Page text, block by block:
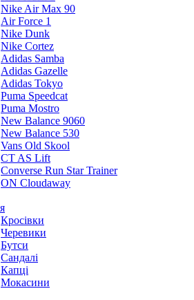
Nike Air Max 90
Air Force 1
Nike Dunk
Nike Cortez
Adidas Samba
Adidas Gazelle
Adidas Tokyo
Puma Speedcat
Puma Mostro
New Balance 9060
New Balance 530
Vans Old Skool
CT AS Lift
Converse Run Star Trainer
ON Cloudaway
Кросівки
Черевики
Бутси
Сандалі
Капці
Мокасини